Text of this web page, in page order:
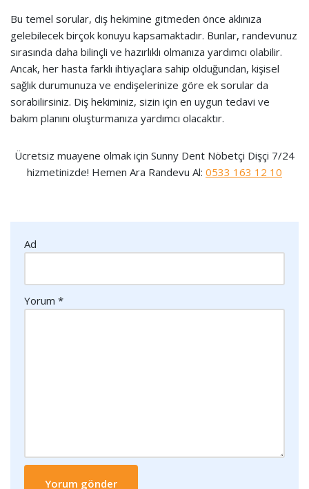
Bu temel sorular, diş hekimine gitmeden önce aklınıza
gelebilecek birçok konuyu kapsamaktadır. Bunlar, randevunuz
sırasında daha bilinçli ve hazırlıklı olmanıza yardımcı olabilir.
Ancak, her hasta farklı ihtiyaçlara sahip olduğundan, kişisel
sağlık durumunuza ve endişelerinize göre ek sorular da
sorabilirsiniz. Diş hekiminiz, sizin için en uygun tedavi ve
bakım planını oluşturmanıza yardımcı olacaktır.
Ücretsiz muayene olmak için Sunny Dent Nöbetçi Dişçi 7/24
hizmetinizde! Hemen Ara Randevu Al: 0533 163 12 10
Ad
Yorum *